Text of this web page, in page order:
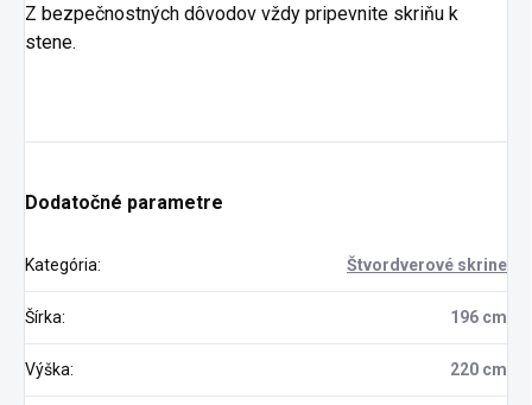
Z bezpečnostných dôvodov vždy pripevnite skriňu k
stene.
Dodatočné parametre
Kategória: Štvordverové skrine
Šírka: 196 cm
Výška: 220 cm